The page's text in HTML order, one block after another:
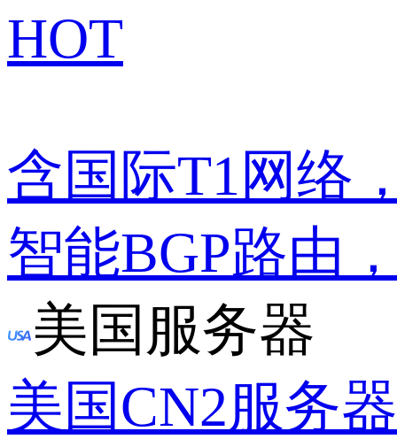
HOT
含国际T1网络
智能BGP路由
美国服务器
美国CN2服务器